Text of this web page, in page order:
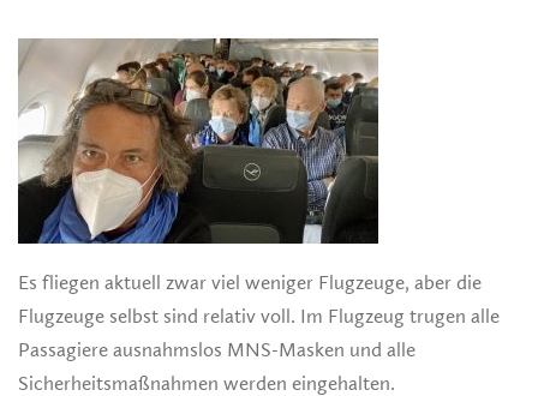
Es fliegen aktuell zwar viel weniger Flugzeuge, aber die
Flugzeuge selbst sind relativ voll. Im Flugzeug trugen alle
Passagiere ausnahmslos MNS-Masken und alle
Sicherheitsmaßnahmen werden eingehalten.